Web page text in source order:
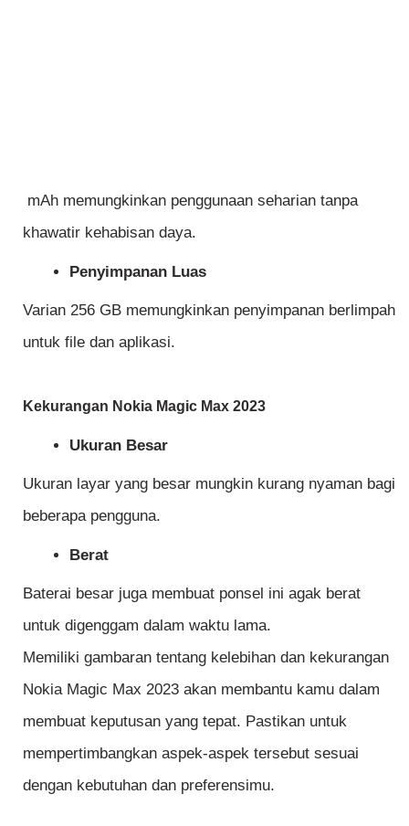
mAh memungkinkan penggunaan seharian tanpa
khawatir kehabisan daya.
Penyimpanan Luas
Varian 256 GB memungkinkan penyimpanan berlimpah
untuk file dan aplikasi.
Kekurangan Nokia Magic Max 2023
Ukuran Besar
Ukuran layar yang besar mungkin kurang nyaman bagi
beberapa pengguna.
Berat
Baterai besar juga membuat ponsel ini agak berat
untuk digenggam dalam waktu lama.
Memiliki gambaran tentang kelebihan dan kekurangan
Nokia Magic Max 2023 akan membantu kamu dalam
membuat keputusan yang tepat. Pastikan untuk
mempertimbangkan aspek-aspek tersebut sesuai
dengan kebutuhan dan preferensimu.